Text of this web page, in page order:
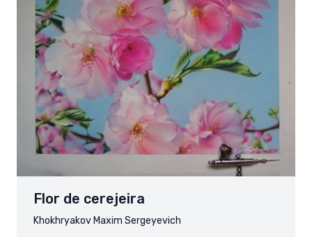
Flor de cerejeira
Khokhryakov Maxim Sergeyevich